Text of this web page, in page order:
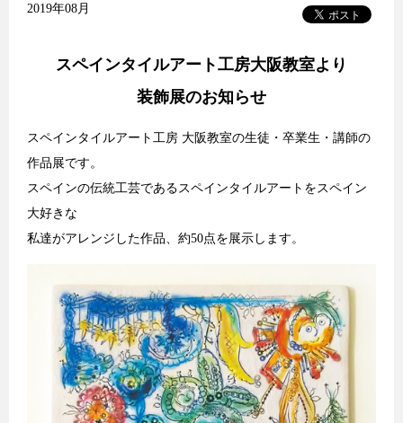
2019年08月
スペインタイルアート工房大阪教室より
装飾展のお知らせ
スペインタイルアート工房 大阪教室の生徒・卒業生・講師の
作品展です。
スペインの伝統工芸であるスペインタイルアートをスペイン
大好きな
私達がアレンジした作品、約50点を展示します。